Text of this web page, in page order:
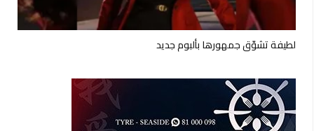
لطيفة تشوّق جمهورها بألبوم جديد